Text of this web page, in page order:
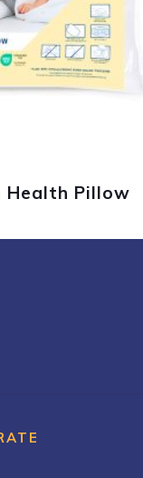
Pillow